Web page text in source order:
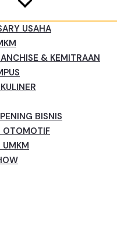
USAHA
& KEMITRAAN
BISNIS
OTOMOTIF
UMKM